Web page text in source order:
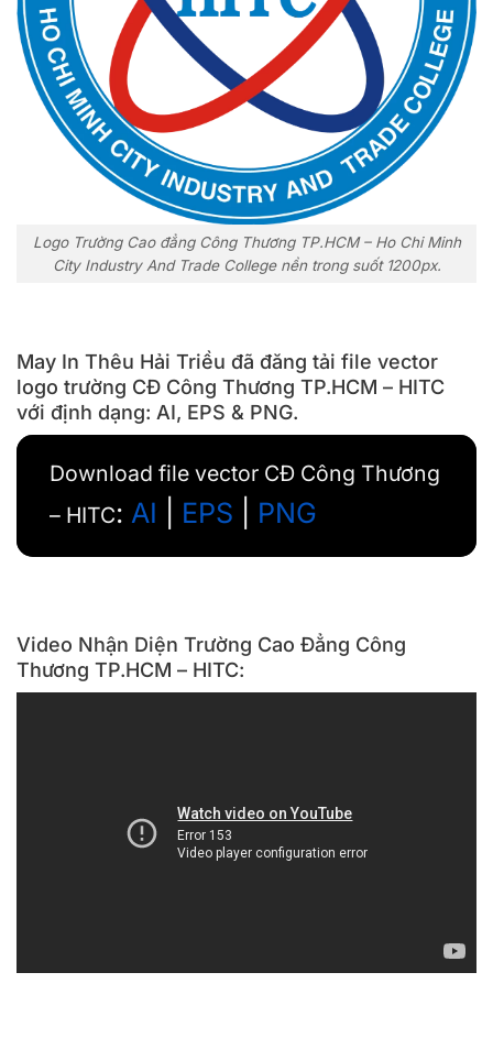
Logo Trường Cao đẳng Công Thương TP.HCM – Ho Chi Minh
City Industry And Trade College nền trong suốt 1200px.
May In Thêu Hải Triều đã đăng tải file vector
logo trường CĐ Công Thương TP.HCM – HITC
với định dạng: AI, EPS & PNG.
Download file vector CĐ Công Thương
– HITC: AI EPS PNG
Video Nhận Diện Trường Cao Đẳng Công
Thương TP.HCM – HITC: